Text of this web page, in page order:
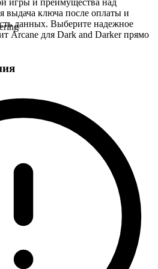
выдача ключа после оплаты и
данных. Выберите надежное
Arcane для Dark and Darker прямо